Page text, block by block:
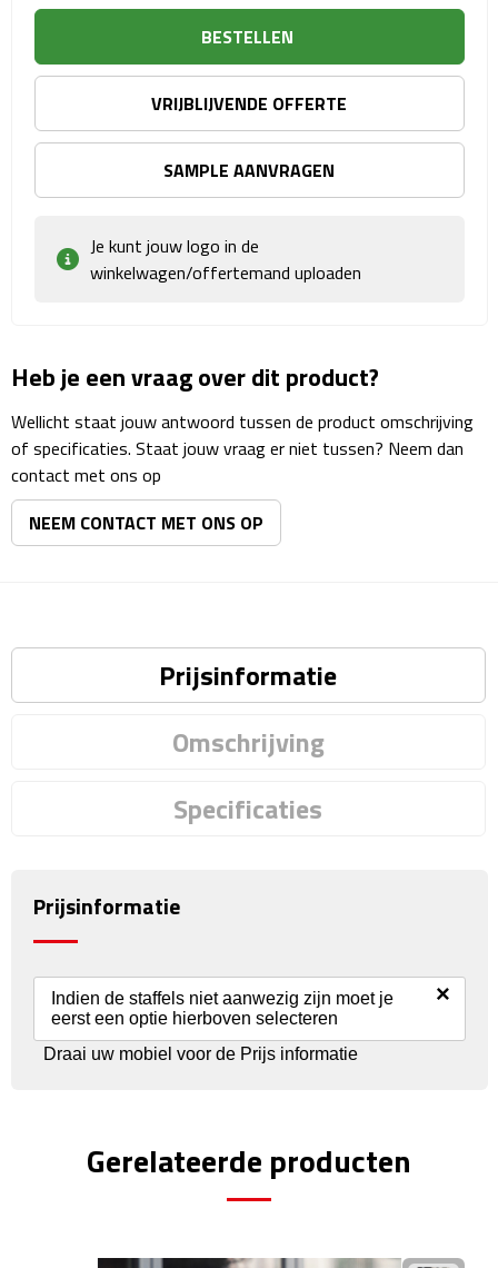
Bagageweegschalen
Reisstekkers
Paspoorthouders
Auto Accessoires
Auto luchtverfrissers
Auto onderhoud
Auto telefoonhouders
IJskrabbers
Rijbewijs- & kentekenhoezen
Veiligheidssets
Zonneschermen
Fietsbellen
Fiets telefoonhouders
BESTELLEN
VRIJBLIJVENDE OFFERTE
SAMPLE AANVRAGEN
Je kunt jouw logo in de
winkelwagen/offertemand uploaden
Heb je een vraag over dit product?
Wellicht staat jouw antwoord tussen de product omschrijving
of specificaties. Staat jouw vraag er niet tussen? Neem dan
contact met ons op
NEEM CONTACT MET ONS OP
Prijsinformatie
Omschrijving
Specificaties
Prijsinformatie
Indien de staffels niet aanwezig zijn moet je
eerst een optie hierboven selecteren
×
Draai uw mobiel voor de Prijs informatie
Gerelateerde producten